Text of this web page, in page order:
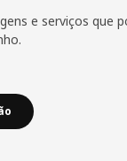
e serviços que